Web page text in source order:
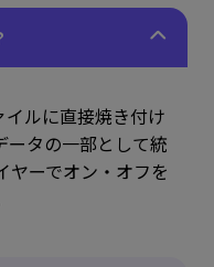
ルに直接焼き付け
ータの一部として統
ヤーでオン・オフを